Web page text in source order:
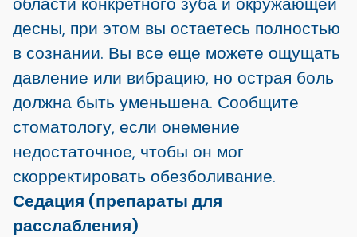
десны, при этом вы остаетесь полностью
в сознании. Вы все еще можете ощущать
давление или вибрацию, но острая боль
должна быть уменьшена. Сообщите
стоматологу, если онемение
недостаточное, чтобы он мог
скорректировать обезболивание.
Седация (препараты для
расслабления)